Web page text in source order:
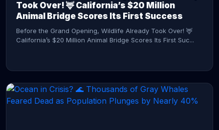
Took Over! 🦌 California’s $20 Million
Animal Bridge Scores Its First Success
Before the Grand Opening, Wildlife Already Took Over! 🦌
California’s $20 Million Animal Bridge Scores Its First Suc...